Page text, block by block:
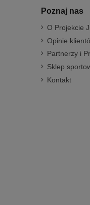
Poznaj nas
O Projekcie
Opinie
Partnerzy i
Sklep
Kontakt